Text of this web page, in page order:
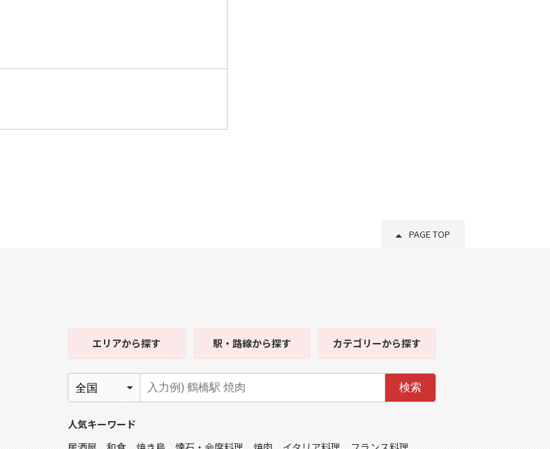
PAGE TOP
エリアから探す 駅・路線から探す カテゴリーから探す
検索
人気キーワード